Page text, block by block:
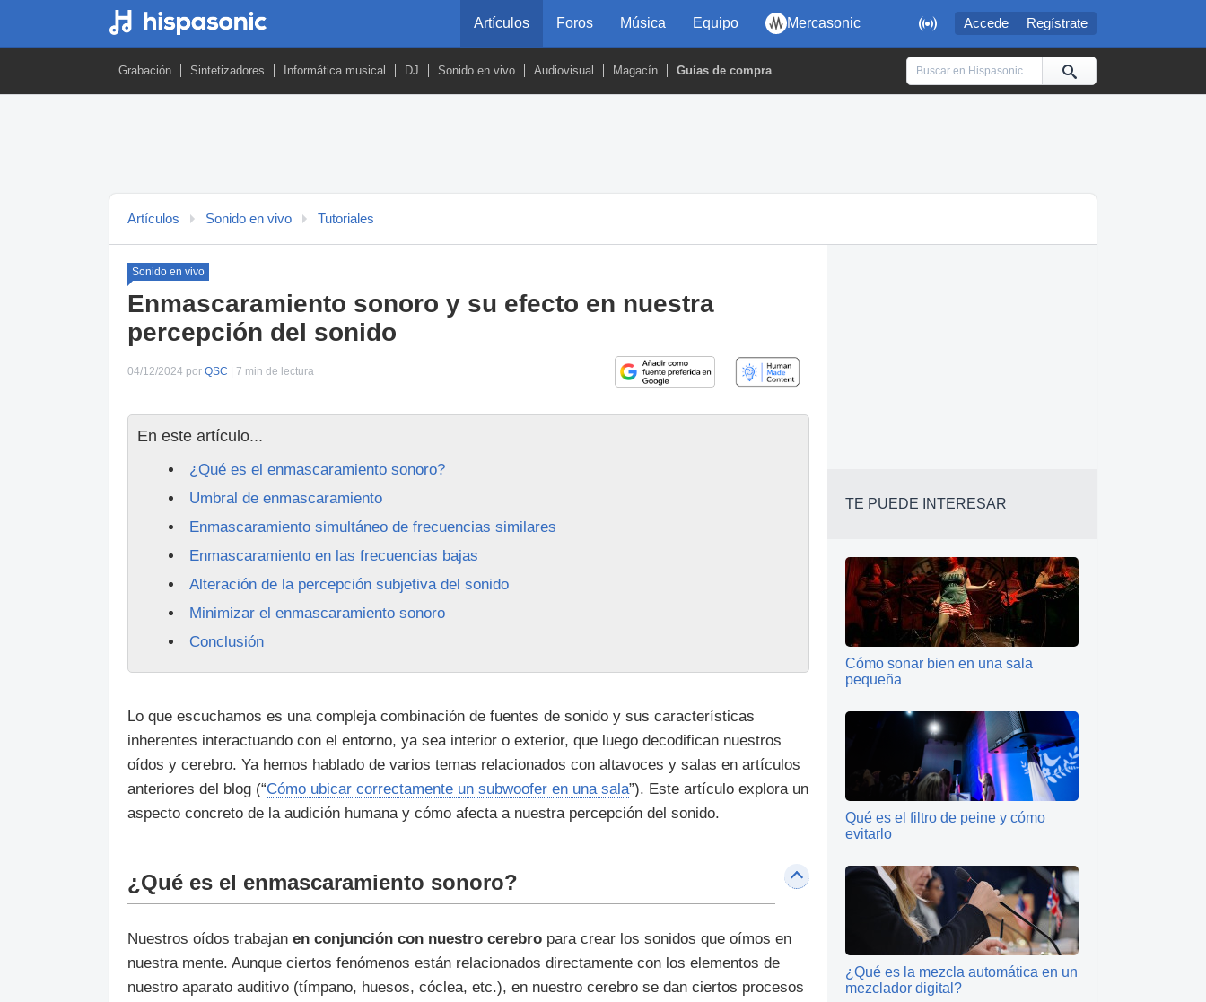
 Accede Regístrate
Artículos Foros Música Equipo Mercasonic
Grabación Sintetizadores Informática musical DJ Sonido en vivo Audiovisual Magacín Guías de compra
Artículos Sonido en vivo Tutoriales
Sonido en vivo
Enmascaramiento sonoro y su efecto en nuestra
percepción del sonido
04/12/2024 por QSC | 7 min de lectura
En este artículo...
¿Qué es el enmascaramiento sonoro?
Umbral de enmascaramiento
Enmascaramiento simultáneo de frecuencias similares
Enmascaramiento en las frecuencias bajas
Alteración de la percepción subjetiva del sonido
Minimizar el enmascaramiento sonoro
Conclusión
Lo que escuchamos es una compleja combinación de fuentes de sonido y sus características
inherentes interactuando con el entorno, ya sea interior o exterior, que luego decodifican nuestros
oídos y cerebro. Ya hemos hablado de varios temas relacionados con altavoces y salas en artículos
anteriores del blog (“Cómo ubicar correctamente un subwoofer en una sala”). Este artículo explora un
aspecto concreto de la audición humana y cómo afecta a nuestra percepción del sonido.
¿Qué es el enmascaramiento sonoro?
Nuestros oídos trabajan en conjunción con nuestro cerebro para crear los sonidos que oímos en
nuestra mente. Aunque ciertos fenómenos están relacionados directamente con los elementos de
nuestro aparato auditivo (tímpano, huesos, cóclea, etc.), en nuestro cerebro se dan ciertos procesos
TE PUEDE INTERESAR
Cómo sonar bien en una sala
pequeña
Qué es el filtro de peine y cómo
evitarlo
¿Qué es la mezcla automática en un
mezclador digital?